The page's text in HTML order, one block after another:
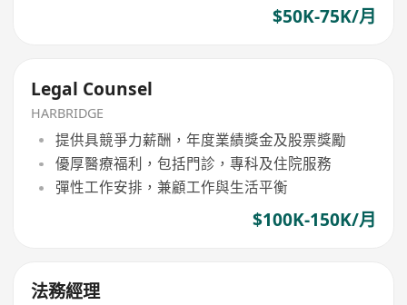
$50K-75K/月
Legal Counsel
HARBRIDGE
提供具競爭力薪酬，年度業績獎金及股票獎勵
優厚醫療福利，包括門診，專科及住院服務
彈性工作安排，兼顧工作與生活平衡
$100K-150K/月
法務經理